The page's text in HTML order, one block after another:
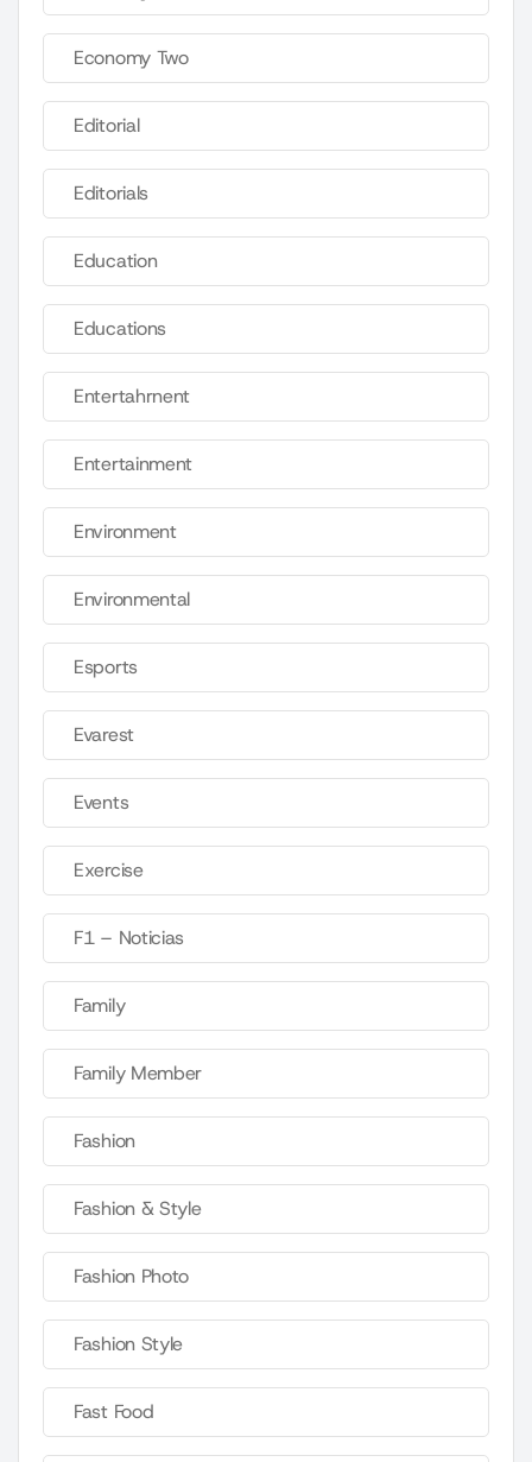
Economy Two
Editorial
Editorials
Education
Educations
Entertahrnent
Entertainment
Environment
Environmental
Esports
Evarest
Events
Exercise
F1 – Noticias
Family
Family Member
Fashion
Fashion & Style
Fashion Photo
Fashion Style
Fast Food